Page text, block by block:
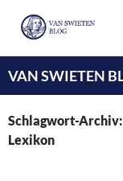
VAN SWIETEN
INHALT
SPRINGEN
Schlagwort-
Lexikon